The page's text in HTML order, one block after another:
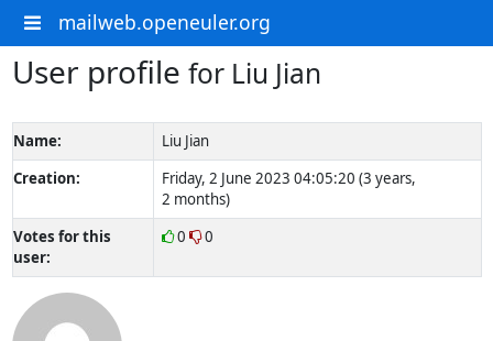
mailweb.openeuler.org
User profile for Liu Jian
Name:
Liu Jian
Creation:
Friday, 2 June 2023 04:05:20 (3 years,
2 months)
Votes for this
user:
0 0